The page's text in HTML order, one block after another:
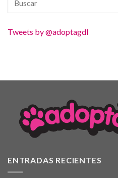
Tweets by @adoptagdl
ENTRADAS RECIENTES